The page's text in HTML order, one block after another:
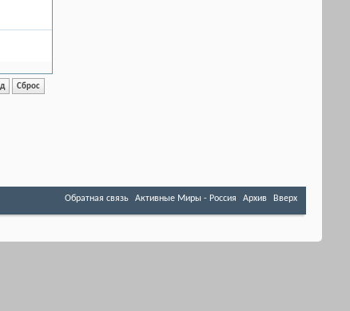
Обратная связь Активные Миры - Россия Архив Вверх